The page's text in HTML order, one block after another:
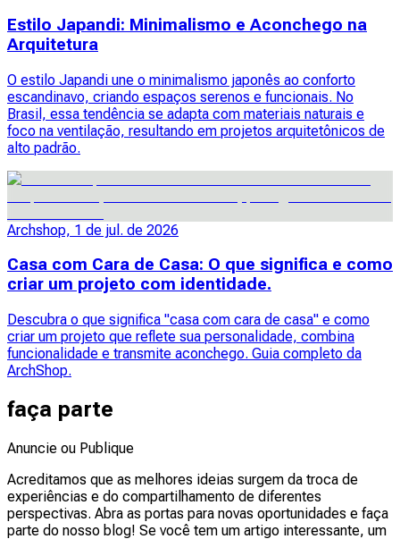
Estilo Japandi: Minimalismo e Aconchego na
Arquitetura
O estilo Japandi une o minimalismo japonês ao conforto
escandinavo, criando espaços serenos e funcionais. No
Brasil, essa tendência se adapta com materiais naturais e
foco na ventilação, resultando em projetos arquitetônicos de
alto padrão.
Archshop, 1 de jul. de 2026
Casa com Cara de Casa: O que significa e como
criar um projeto com identidade.
Descubra o que significa "casa com cara de casa" e como
criar um projeto que reflete sua personalidade, combina
funcionalidade e transmite aconchego. Guia completo da
ArchShop.
faça parte
Anuncie ou Publique
Acreditamos que as melhores ideias surgem da troca de
experiências e do compartilhamento de diferentes
perspectivas. Abra as portas para novas oportunidades e faça
parte do nosso blog! Se você tem um artigo interessante, um